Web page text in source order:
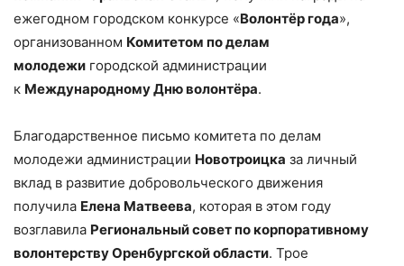
ежегодном городском конкурсе «Волонтёр года»,
организованном Комитетом по делам
молодежи городской администрации
к Международному Дню волонтёра.
Благодарственное письмо комитета по делам
молодежи администрации Новотроицка за личный
вклад в развитие добровольческого движения
получила Елена Матвеева, которая в этом году
возглавила Региональный совет по корпоративному
волонтерству Оренбургской области. Трое